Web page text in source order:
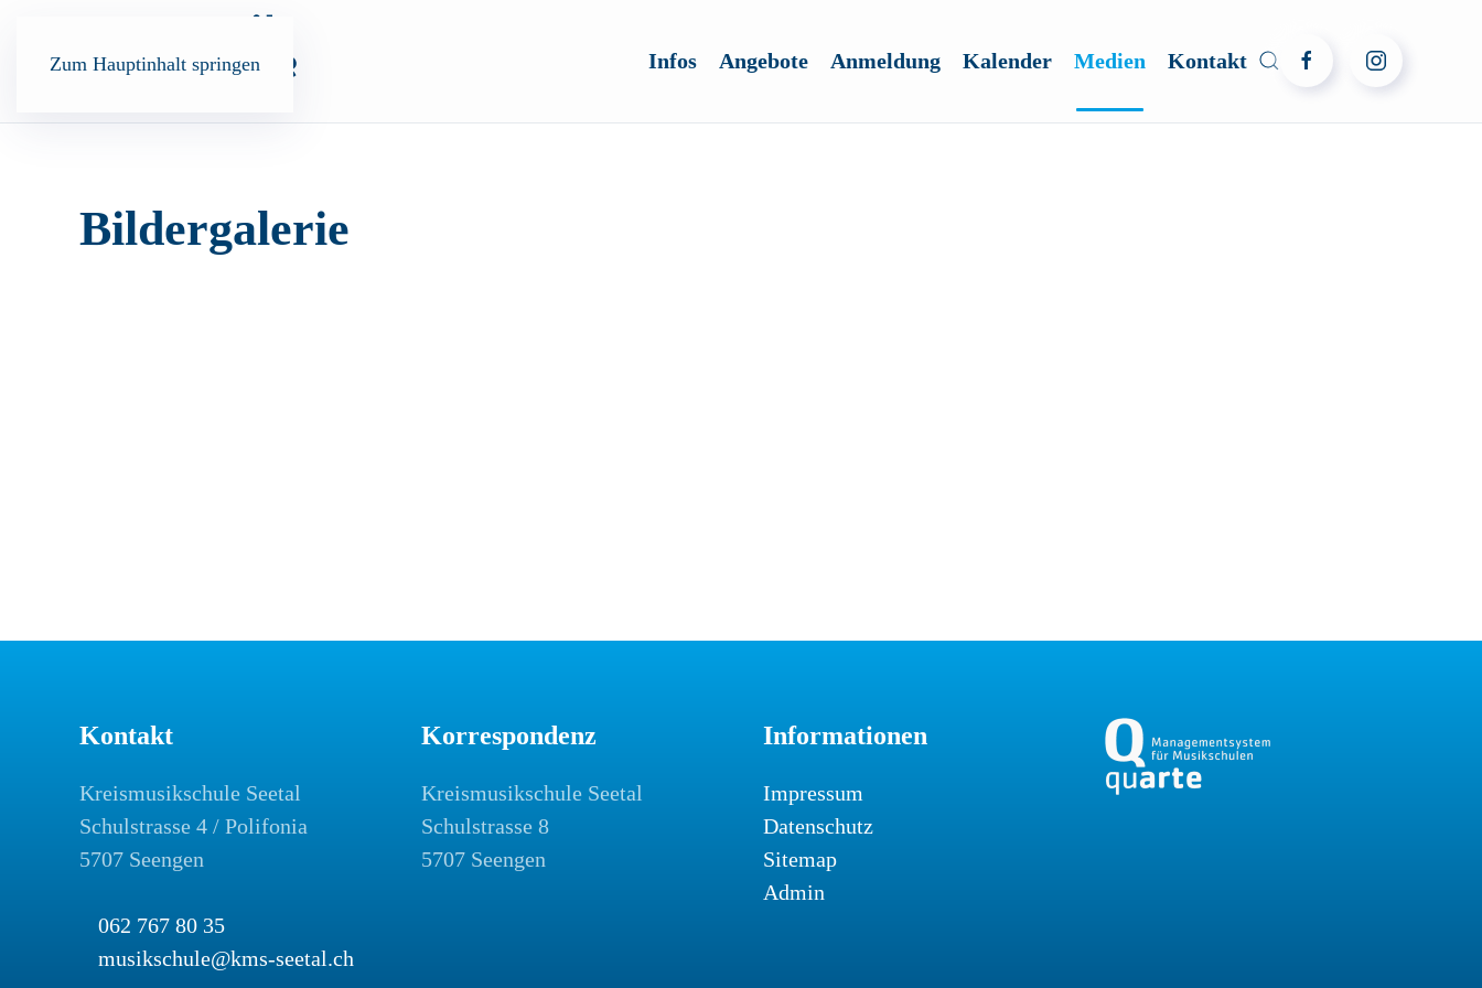
Zum Hauptinhalt springen Infos Angebote Anmeldung Kalender Medien Kontakt
Bildergalerie
Kontakt
Kreismusikschule Seetal
Schulstrasse 4 / Polifonia
5707 Seengen
062 767 80 35
musikschule@kms-seetal.ch
Korrespondenz
Kreismusikschule Seetal
Schulstrasse 8
5707 Seengen
Informationen
Impressum
Datenschutz
Sitemap
Admin